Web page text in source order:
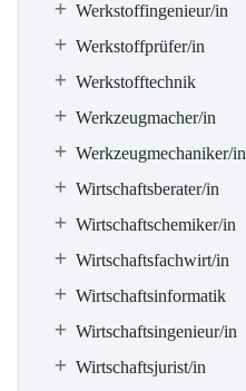
Werkstoffingenieur/in
Werkstoffprüfer/in
Werkstofftechnik
Werkzeugmacher/in
Werkzeugmechaniker/in
Wirtschaftsberater/in
Wirtschaftschemiker/in
Wirtschaftsfachwirt/in
Wirtschaftsinformatik
Wirtschaftsingenieur/in
Wirtschaftsjurist/in